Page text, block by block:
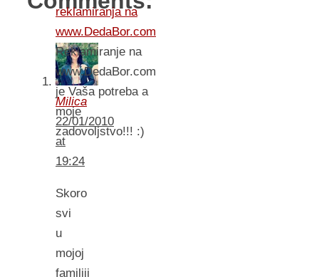
Milica
22/01/2010
at
19:24
Skoro
svi
u
mojoj
familiji
reklamiranja na
www.DedaBor.com
Reklamiranje na
www.DedaBor.com
je Vaša potreba a
moje
zadovoljstvo!!! :)